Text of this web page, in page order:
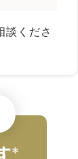
談くださ